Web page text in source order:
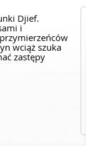
Djief.
i
wciąż szuka
zastępy